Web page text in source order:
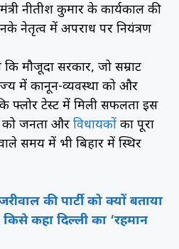
नीतीश कुमार के कार्यकाल की
नेतृत्व में अपराध पर नियंत्रण
मौजूदा सरकार, जो सम्राट
में कानून-व्यवस्था को और
फ्लोर टेस्ट में मिली सफलता इस
को जनता और विधायकों का पूरा
समय में भी बिहार में स्थिर
की पार्टी को क्यों बताया
कहा दिल्ली का ‘रहमान